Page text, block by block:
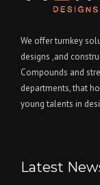
We offer turnkey
designs ,and
Compounds and
departments, that
young talents in
Latest